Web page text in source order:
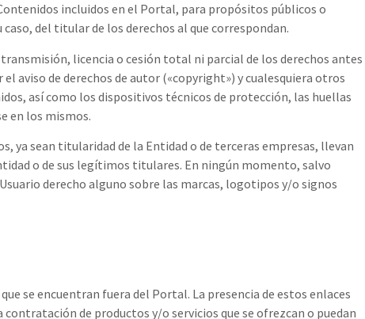
incluidos en el Portal, para propósitos públicos o
del titular de los derechos al que correspondan.
licencia o cesión total ni parcial de los derechos antes
aviso de derechos de autor («copyright») y cualesquiera otros
así como los dispositivos técnicos de protección, las huellas
en los mismos.
ya sean titularidad de la Entidad o de terceras empresas, llevan
o de sus legítimos titulares. En ningún momento, salvo
derecho alguno sobre las marcas, logotipos y/o signos
se encuentran fuera del Portal. La presencia de estos enlaces
de productos y/o servicios que se ofrezcan o puedan